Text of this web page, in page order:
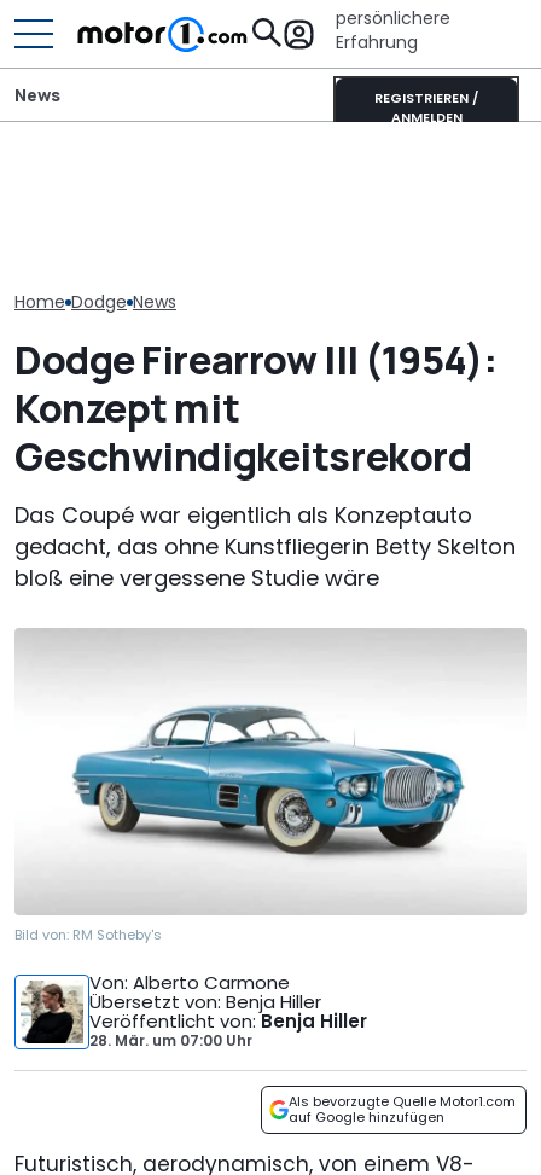
persönlichere
Erfahrung
REGISTRIEREN /
ANMELDEN
News
Home Dodge News
Dodge Firearrow III (1954):
Konzept mit
Geschwindigkeitsrekord
Das Coupé war eigentlich als Konzeptauto
gedacht, das ohne Kunstfliegerin Betty Skelton
bloß eine vergessene Studie wäre
Bild von: RM Sotheby's
Von: Alberto Carmone
Übersetzt von: Benja Hiller
Veröffentlicht von:Benja Hiller
28. Mär. um 07:00 Uhr
Als bevorzugte Quelle Motor1.com
auf Google hinzufügen
Futuristisch, aerodynamisch, von einem V8-